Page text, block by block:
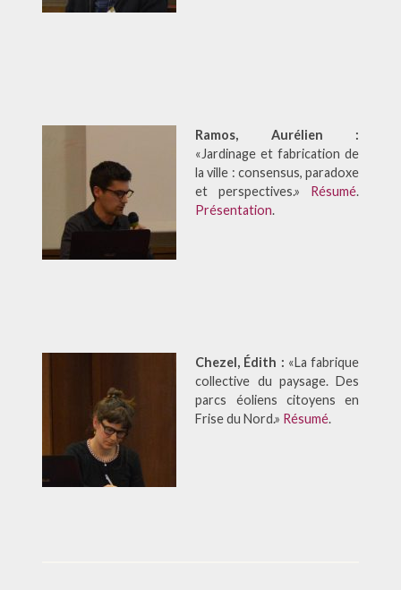
Ramos, Aurélien :
«Jardinage et fabrication de
la ville : consensus, paradoxe
et perspectives.» Résumé.
Présentation.
Chezel, Édith : «La fabrique
collective du paysage. Des
parcs éoliens citoyens en
Frise du Nord.» Résumé.